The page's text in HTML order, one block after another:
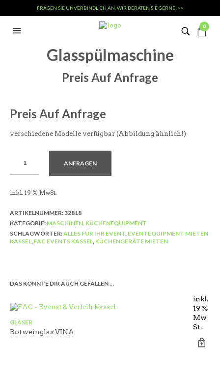
FRAGEN SIE UNVERBINDLICH AN, WIR BERATEN SIE GERNE! >>
0
Glasspülmaschine
Preis Auf Anfrage
Preis Auf Anfrage
verschiedene Modelle verfügbar (Abbildung ähnlich!)
ANFRAGEN
inkl. 19 % MwSt.
ARTIKELNUMMER:32818
KATEGORIE: MASCHINEN, KÜCHENEQUIPMENT
SCHLAGWÖRTER:ALLES FÜR IHR EVENT, EVENTEQUIPMENT MIETEN
KASSEL, FAC EVENTS KASSEL, KÜCHENGERÄTE MIETEN
DAS KÖNNTE DIR AUCH GEFALLEN …
inkl.
19 %
Mw
St.
GLÄSER
Rotweinglas VINA